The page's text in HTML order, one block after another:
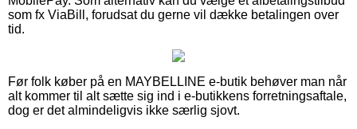
som fx ViaBill, forudsat du gerne vil dække betalingen over
tid.
Før folk køber på en MAYBELLINE e-butik behøver man når
alt kommer til alt sætte sig ind i e-butikkens forretningsaftale,
dog er det almindeligvis ikke særlig sjovt.